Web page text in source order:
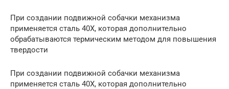
При создании подвижной собачки механизма
применяется сталь 40Х, которая дополнительно
обрабатываются термическим методом для повышения
твердости
При создании подвижной собачки механизма
применяется сталь 40Х, которая дополнительно